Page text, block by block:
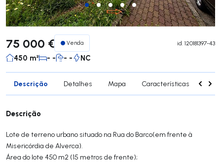
75 000 € Venda id. 120181397-43
450 m² - - - - NC
Descrição Detalhes Mapa Características
Descrição
Lote de terreno urbano situado na Rua do Barco(em frente à
Misericórdia de Alverca).
Área do lote 450 m2 (15 metros de frente);